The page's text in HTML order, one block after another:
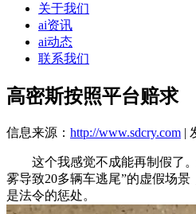
关于我们
ai资讯
ai动态
联系我们
高密斯按照平台赔求
信息来源： http://www.sdcry.com |
这个我感觉不成能再制假了。
雾导致20多辆车逃尾”的虚假场
是法令的惩处。